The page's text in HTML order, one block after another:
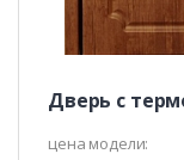
Дверь с
цена модели: